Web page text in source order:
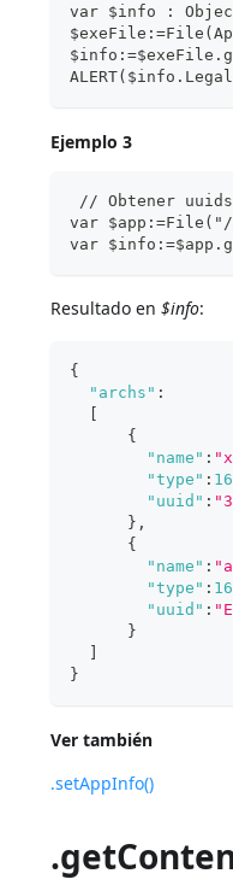
var $info :
Ejemplo 3
// Obtener uuids
var $app:=File("/
var
Resultado en$info:
{
"archs" :
{
"name" :
"type" :
"uuid" :
} ,
{
"name" :
"type" :
"uuid" :
}
}
Ver también
.setAppInfo()